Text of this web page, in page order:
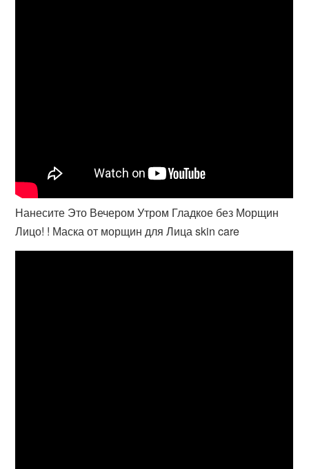
Нанесите Это Вечером Утром Гладкое без Морщин
Лицо! ! Маска от морщин для Лица skin care